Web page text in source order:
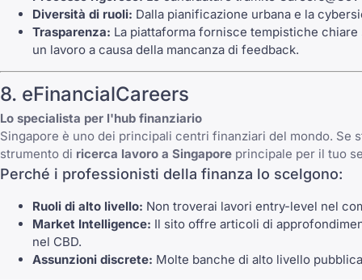
Diversità di ruoli: Dalla pianificazione urbana e la
Trasparenza: La piattaforma fornisce tempistiche
un lavoro a causa della mancanza di feedback.
8. eFinancialCareers
Lo specialista per l'hub finanziario
Singapore è uno dei principali centri finanziari del mondo.
strumento di ricerca lavoro a Singapore principale per il tuo
Perché i professionisti della finanza lo scelgono:
Ruoli di alto livello: Non troverai lavori entry-level nel
Market Intelligence: Il sito offre articoli di
nel CBD.
Assunzioni discrete: Molte banche di alto livello